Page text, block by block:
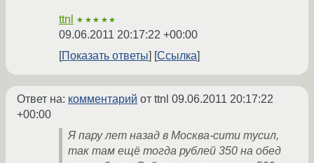
ttnl ★★★★★
09.06.2011 20:17:22 +00:00
Показать ответы
Ссылка
Ответ на: комментарий от ttnl 09.06.2011 20:17:22
+00:00
Я пару лет назад в Москва-сити тусил,
так там ещё тогда рублей 350 на обед